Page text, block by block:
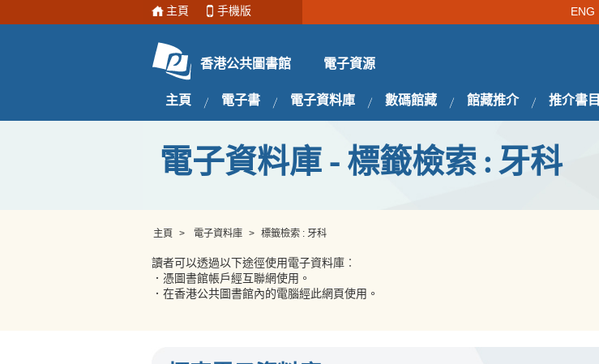
主頁 手機版 ENG
香港公共圖書館 電子資源
主頁 電子書 電子資料庫 數碼館藏 館藏推介 推介書目
電子資料庫 - 標籤檢索 : 牙科
主頁 > 電子資料庫 > 標籤檢索 : 牙科
讀者可以透過以下途徑使用電子資料庫︰
．憑圖書館帳戶經互聯網使用。
．在香港公共圖書館內的電腦經此網頁使用。